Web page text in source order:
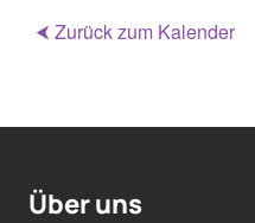
⮜ Zurück zum Kalender
Über uns